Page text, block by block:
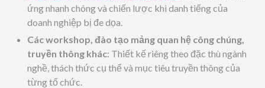
ứng nhanh chóng và chiến lược khi danh tiếng của
doanh nghiệp bị đe dọa.
Các workshop, đào tạo mảng quan hệ công chúng,
truyền thông khác: Thiết kế riêng theo đặc thù ngành
nghề, thách thức cụ thể và mục tiêu truyền thông của
từng tổ chức.